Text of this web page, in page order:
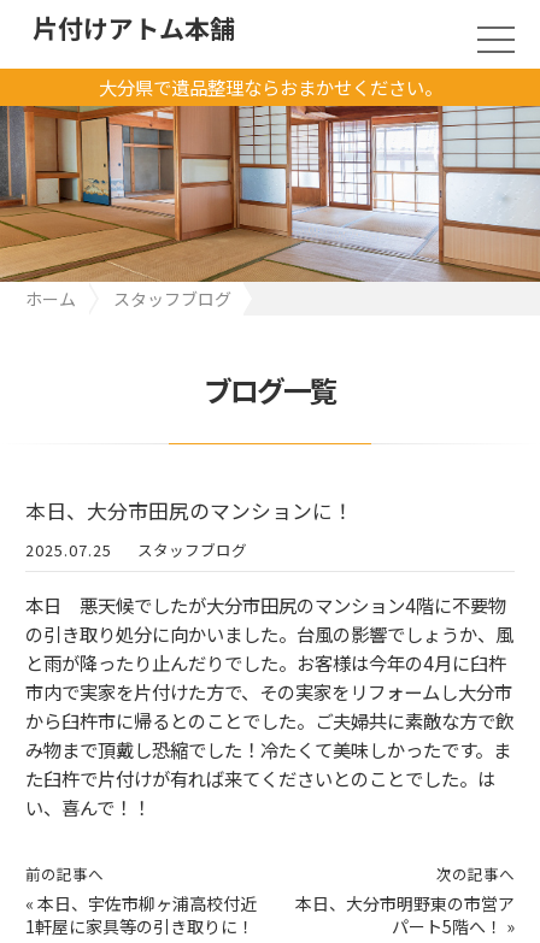
大分県で遺品整理ならおまかせください。
片付けアトム本舗
ホーム
スタッフブログ
ブログ一覧
本日、大分市田尻のマンションに！
2025.07.25 スタッフブログ
本日 悪天候でしたが大分市田尻のマンション4階に不要物
の引き取り処分に向かいました。台風の影響でしょうか、風
と雨が降ったり止んだりでした。お客様は今年の4月に臼杵
市内で実家を片付けた方で、その実家をリフォームし大分市
から臼杵市に帰るとのことでした。ご夫婦共に素敵な方で飲
み物まで頂戴し恐縮でした！冷たくて美味しかったです。ま
た臼杵で片付けが有れば来てくださいとのことでした。は
い、喜んで！！
前の記事へ
« 本日、宇佐市柳ヶ浦高校付近
1軒屋に家具等の引き取りに！
次の記事へ
本日、大分市明野東の市営ア
パート5階へ！ »